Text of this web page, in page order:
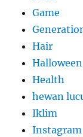
Game
Hair
Halloween
Health
hewan
Iklim
Instagram